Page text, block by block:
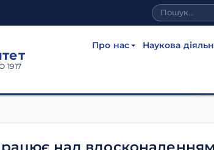
1917
Про нас Наукова